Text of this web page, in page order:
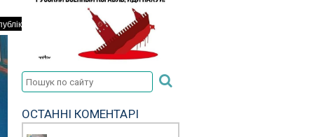
ОСТАННІ КОМЕНТАРІ